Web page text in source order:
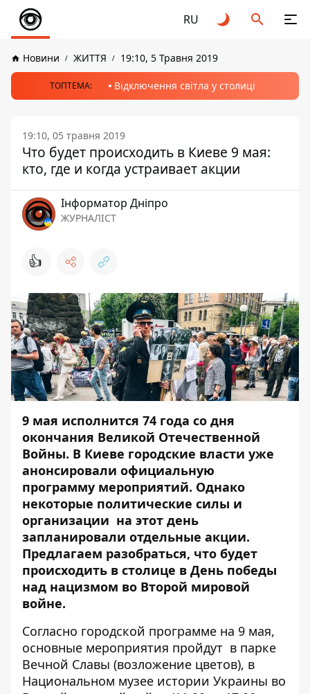
RU
Новини ЖИТТЯ 19:10, 5 Травня 2019
ТОПТЕМА: Відключення світла у столиці
19:10, 05 травня 2019
Что будет происходить в Киеве 9 мая:
кто, где и когда устраивает акции
Інформатор Дніпро
ЖУРНАЛІСТ
👍
9 мая исполнится 74 года со дня
окончания Великой Отечественной
Войны. В Киеве городские власти уже
анонсировали официальную
программу мероприятий. Однако
некоторые политические силы и
организации на этот день
запланировали отдельные акции.
Предлагаем разобраться, что будет
происходить в столице в День победы
над нацизмом во Второй мировой
войне.
Согласно городской программе на 9 мая,
основные мероприятия пройдут в парке
Вечной Славы (возложение цветов), в
Национальном музее истории Украины во